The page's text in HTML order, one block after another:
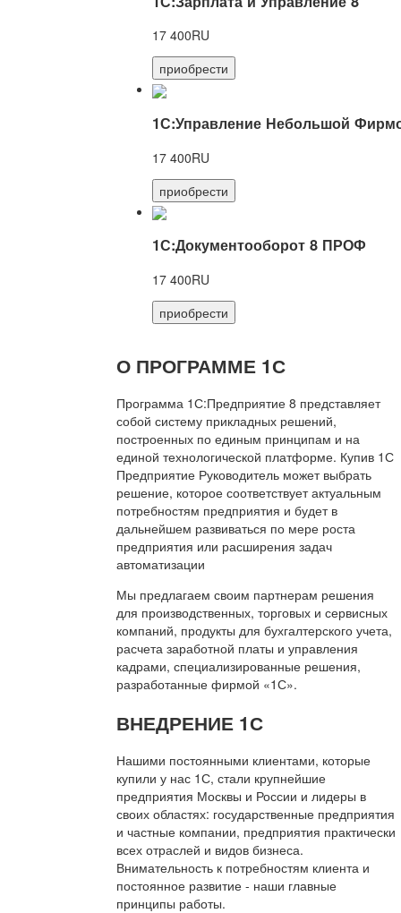
17 400RU
приобрести
1С:Управление Небольшой
17 400RU
приобрести
1С:Документооборот 8 ПРОФ
17 400RU
приобрести
О ПРОГРАММЕ 1С
Программа 1С:Предприятие 8 представляет
собой систему прикладных решений,
построенных по единым принципам и на
единой технологической платформе. Купив 1С
Предприятие Руководитель может выбрать
решение, которое соответствует актуальным
потребностям предприятия и будет в
дальнейшем развиваться по мере роста
предприятия или расширения задач
автоматизации
Мы предлагаем своим партнерам решения
для производственных, торговых и сервисных
компаний, продукты для бухгалтерского учета,
расчета заработной платы и управления
кадрами, специализированные решения,
разработанные фирмой «1С».
ВНЕДРЕНИЕ 1С
Нашими постоянными клиентами, которые
купили у нас 1С, стали крупнейшие
предприятия Москвы и России и лидеры в
своих областях: государственные предприятия
и частные компании, предприятия практически
всех отраслей и видов бизнеса.
Внимательность к потребностям клиента и
постоянное развитие - наши главные
принципы работы.